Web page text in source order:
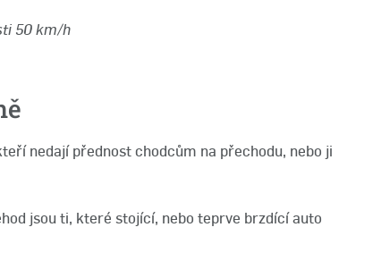
50 km/h
nedají přednost chodcům na přechodu, nebo ji
jsou ti, které stojící, nebo teprve brzdící auto